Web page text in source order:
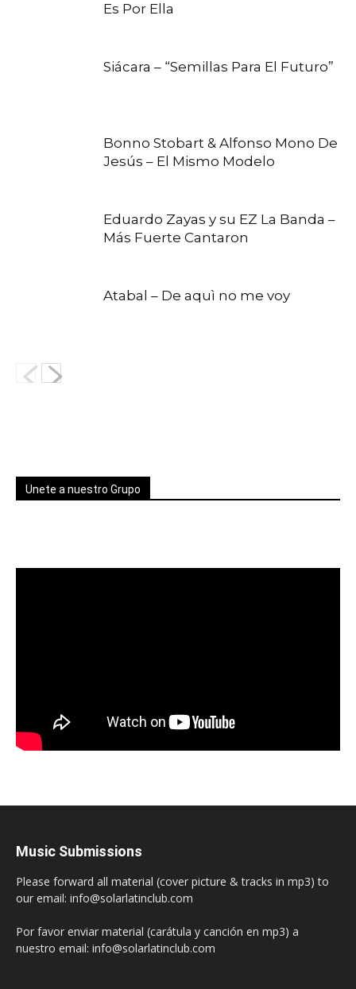
Es Por Ella
Siácara – “Semillas Para El Futuro”
Bonno Stobart & Alfonso Mono De
Jesús – El Mismo Modelo
Eduardo Zayas y su EZ La Banda –
Más Fuerte Cantaron
Atabal – De aquì no me voy
Unete a nuestro Grupo
Music Submissions
Please forward all material (cover picture & tracks in mp3) to
our email: info@solarlatinclub.com
Por favor enviar material (carátula y canción en mp3) a
nuestro email: info@solarlatinclub.com